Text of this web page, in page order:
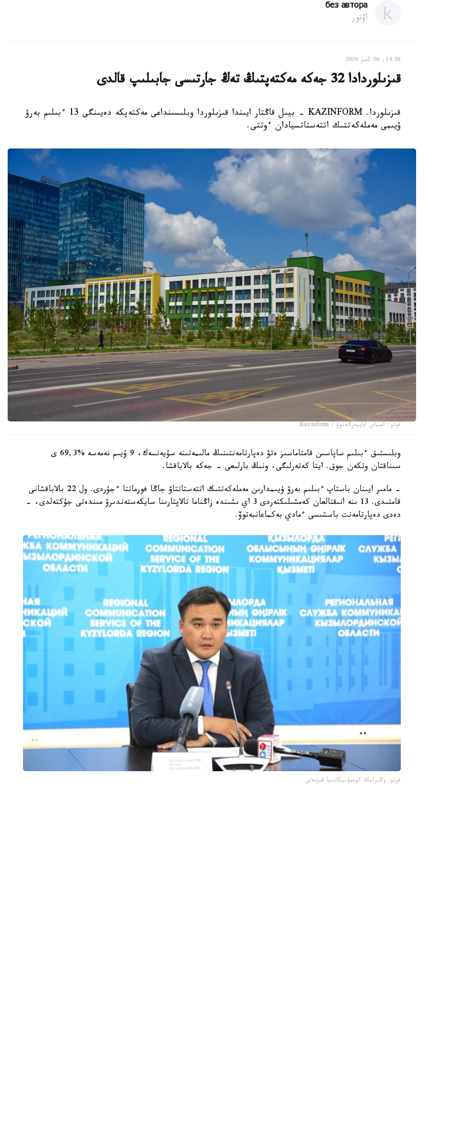
без автора
اۆتور
14:56, 06 تامىز 2026
قىزىلوردادا 32 جەكە مەكتەپتىڭ تەڭ جارتىسى جابىلىپ قالدى
قىزىلوردا. KAZINFORM - بيىل قاڭتار ايىندا قىزىلوردا وبلىسىنداعى مەكتەپكە دەيىنگى 13 ءبىلىم بەرۋ
ۇيىمى مەملەكەتتىك اتتەستاتسيادان ءوتتى.
فوتو: اعىباي اياپبەرگەنوۆ / Kazinform
وبلىستىق ءبىلىم ساپاسىن قامتاماسىز ەتۋ دەپارتامەنتىنىڭ مالىمەتىنە سۇيەنسەك، 9 ۇيىم نەمەسە %69,3 ى
سىناقتان وتكەن جوق. ايتا كەتەرلىگى، ونىڭ بارلىعى - جەكە بالاباقشا.
- مامىر ايىنان باستاپ ءبىلىم بەرۋ ۇيىمدارىن مەملەكەتتىك اتتەستاتتاۋ جاڭا فورماتتا ءجۇردى. ول 22 بالاباقشانى
قامتىدى. 13 ىنە انىقتالعان كەمشىلىكتەردى 3 اي ىشىندە زاڭناما تالاپتارىنا سايكەستەندىرۋ مىندەتى جۇكتەلدى، -
دەدى دەپارتامەنت باسشىسى ءمادي بەكماعانبەتوۆ.
فوتو: وڭىرلىك كوممۋنيكاتسيا قىزمەتى